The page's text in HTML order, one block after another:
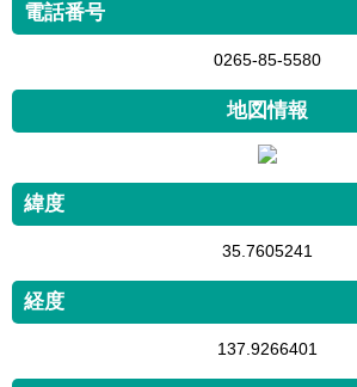
電話番号
0265-85-5580
地図情報
緯度
35.7605241
経度
137.9266401